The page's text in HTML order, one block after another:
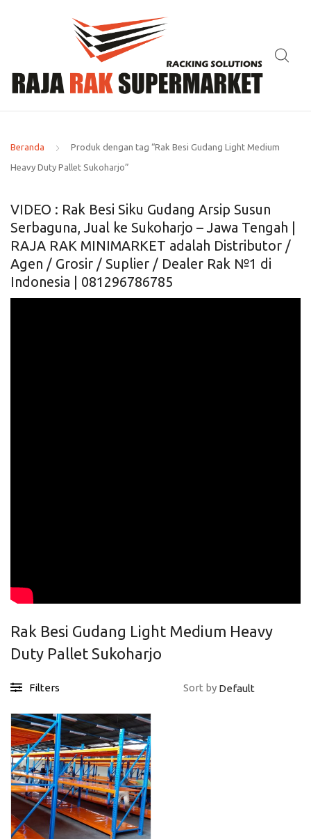
Beranda Produk dengan tag “Rak Besi Gudang Light Medium
Heavy Duty Pallet Sukoharjo”
VIDEO : Rak Besi Siku Gudang Arsip Susun
Serbaguna, Jual ke Sukoharjo – Jawa Tengah |
RAJA RAK MINIMARKET adalah Distributor /
Agen / Grosir / Suplier / Dealer Rak №1 di
Indonesia | 081296786785
Rak Besi Gudang Light Medium Heavy
Duty Pallet Sukoharjo
Filters Sort by